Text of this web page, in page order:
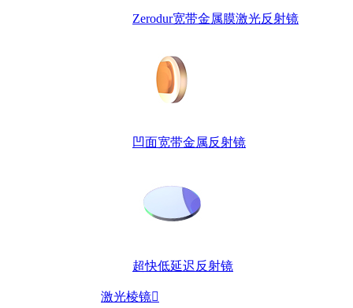
Zerodur宽带金属膜激光反射镜
凹面宽带金属反射镜
超快低延迟反射镜
激光棱镜